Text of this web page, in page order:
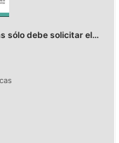
sólo debe solicitar el...